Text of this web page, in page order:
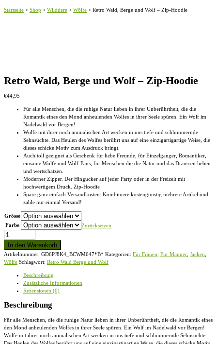
Startseite > Shop > Wildtiere > Wölfe > Retro Wald, Berge und Wolf – Zip-Hoodie
Retro Wald, Berge und Wolf – Zip-Hoodie
€44,95
Für alle Menschen, die die ruhige Natur lieben in ihrer Unberührtheit, die die
Romantik eines den Mond anheulenden Wolfes in ihrer Seele spüren. Ein Wolf im
Nadelwald vor Bergen!
Wölfe mit ihrer noch animalischen Art wecken in uns tiefe und schlummernde
Sehnsüchte. Das Heulen des Wolfes berührt uns auf eine einzigartigartige Weise, die
dieses schicke Motiv zum Ausdruck bringt.
Auch toll geeignet als Geschenk für liebe Freunde, für Einzelgänger, Romantiker,
einsame Wölfe und Wolf-Fans, für Menschen die die Natur und das Draussen lieben
und wertschätzen.
Moderner Zipper. Der Hingucker auf jeder Party oder in der Freizeit mit
hochwertigem Druck. Zip-Hoodie
Spare ganz einfach Versandkosten: Kombiniere kostengünstig mehrere Artikel und
zahle nur einmal Versand!
Grösse
Farbe
Zurücksetzen
Retro
Wald,
Berge
und
Wolf
In den Warenkorb
Artikelnummer: GD6PJ8K4_BCWM647*B* Kategorien: Für Frauen Für Männer Jacken
Wölfe Schlagwort: Retro Wald Berge und Wolf
Beschreibung
Zusätzliche Informationen
Rezensionen (0)
Beschreibung
Für alle Menschen, die die ruhige Natur lieben in ihrer Unberührtheit, die die Romantik eines
den Mond anheulenden Wolfes in ihrer Seele spüren. Ein Wolf im Nadelwald vor Bergen!
Wölfe mit ihrer noch animalischen Art wecken in uns tiefe und schlummernde Sehnsüchte.